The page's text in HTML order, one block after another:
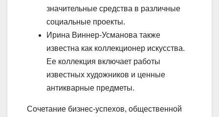
значительные средства в различные
социальные проекты.
Ирина Виннер-Усманова также
известна как коллекционер искусства.
Ее коллекция включает работы
известных художников и ценные
антикварные предметы.
Сочетание бизнес-успехов, общественной